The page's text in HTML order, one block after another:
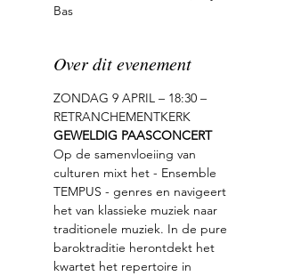
Bas
Over dit evenement
ZONDAG 9 APRIL – 18:30 –
RETRANCHEMENTKERK
GEWELDIG PAASCONCERT
Op de samenvloeiing van
culturen mixt het - Ensemble
TEMPUS - genres en navigeert
het van klassieke muziek naar
traditionele muziek. In de pure
baroktraditie herontdekt het
kwartet het repertoire in